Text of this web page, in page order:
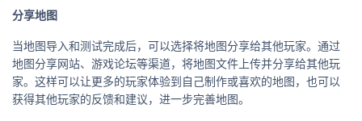
分享地图
当地图导入和测试完成后，可以选择将地图分享给其他玩家。通过
地图分享网站、游戏论坛等渠道，将地图文件上传并分享给其他玩
家。这样可以让更多的玩家体验到自己制作或喜欢的地图，也可以
获得其他玩家的反馈和建议，进一步完善地图。